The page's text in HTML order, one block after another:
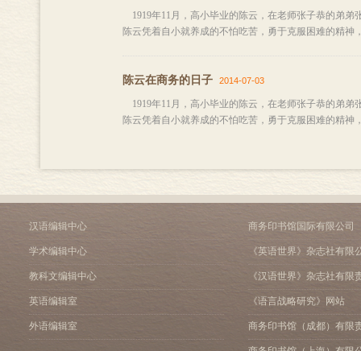
1919年11月，高小毕业的陈云，在老师张子恭的弟
陈云凭着自小就养成的不怕吃苦，勇于克服困难的精
陈云在商务的日子 2014-07-03
1919年11月，高小毕业的陈云，在老师张子恭的弟
陈云凭着自小就养成的不怕吃苦，勇于克服困难的精
汉语编辑中心
学术编辑中心
教科文编辑中心
英语编辑室
外语编辑室
商务印书馆国际有限公司
《英语世界》杂志社有限
《汉语世界》杂志社有限
《语言战略研究》网站
商务印书馆（成都）有限